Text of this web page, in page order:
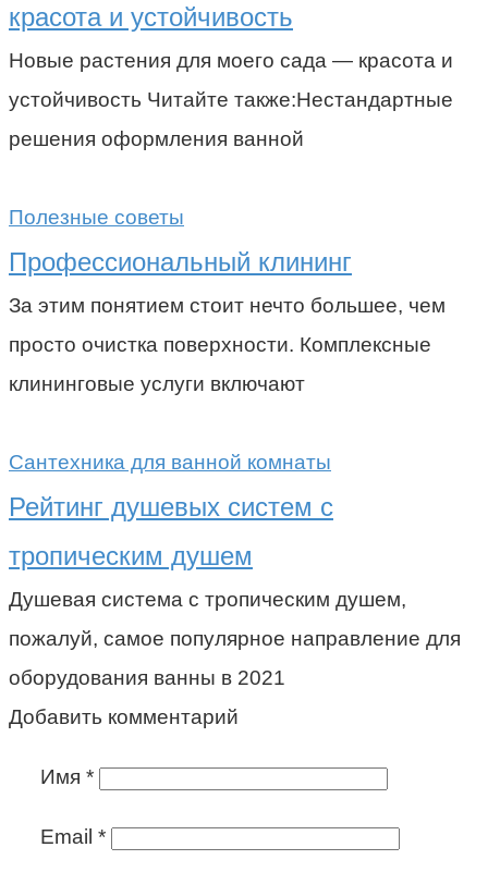
красота и устойчивость
Новые растения для моего сада — красота и
устойчивость Читайте также:Нестандартные
решения оформления ванной
Полезные советы
Профессиональный клининг
За этим понятием стоит нечто большее, чем
просто очистка поверхности. Комплексные
клининговые услуги включают
Сантехника для ванной комнаты
Рейтинг душевых систем с
тропическим душем
Душевая система с тропическим душем,
пожалуй, самое популярное направление для
оборудования ванны в 2021
Добавить комментарий
Имя *
Email *